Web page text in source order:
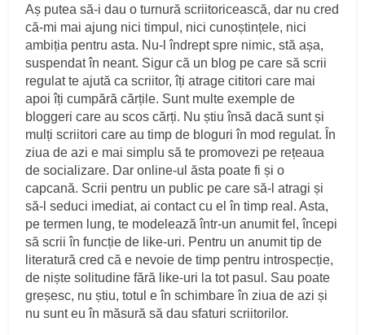
Aș putea să-i dau o turnură scriitoricească, dar nu cred
că-mi mai ajung nici timpul, nici cunoștințele, nici
ambiția pentru asta. Nu-l îndrept spre nimic, stă așa,
suspendat în neant. Sigur că un blog pe care să scrii
regulat te ajută ca scriitor, îți atrage cititori care mai
apoi îți cumpără cărțile. Sunt multe exemple de
bloggeri care au scos cărți. Nu știu însă dacă sunt și
mulți scriitori care au timp de bloguri în mod regulat. În
ziua de azi e mai simplu să te promovezi pe rețeaua
de socializare. Dar online-ul ăsta poate fi și o
capcană. Scrii pentru un public pe care să-l atragi și
să-l seduci imediat, ai contact cu el în timp real. Asta,
pe termen lung, te modelează într-un anumit fel, începi
să scrii în funcție de like-uri. Pentru un anumit tip de
literatură cred că e nevoie de timp pentru introspecție,
de niște solitudine fără like-uri la tot pasul. Sau poate
greșesc, nu știu, totul e în schimbare în ziua de azi și
nu sunt eu în măsură să dau sfaturi scriitorilor.